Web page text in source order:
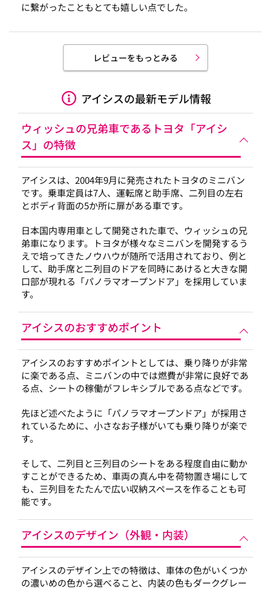
に繋がったこともとても嬉しい点でした。
レビューをもっとみる
アイシスの最新モデル情報
ウィッシュの兄弟車であるトヨタ「アイシ
ス」の特徴
アイシスは、2004年9月に発売されたトヨタのミニバン
です。乗車定員は7人、運転席と助手席、二列目の左右
とボディ背面の5か所に扉がある車です。
日本国内専用車として開発された車で、ウィッシュの兄
弟車になります。トヨタが様々なミニバンを開発するう
えで培ってきたノウハウが随所で活用されており、例と
して、助手席と二列目のドアを同時にあけると大きな開
口部が現れる「パノラマオープンドア」を採用していま
す。
アイシスのおすすめポイント
アイシスのおすすめポイントとしては、乗り降りが非常
に楽である点、ミニバンの中では燃費が非常に良好であ
る点、シートの稼働がフレキシブルである点などです。
先ほど述べたように「パノラマオープンドア」が採用さ
れているために、小さなお子様がいても乗り降りが楽で
す。
そして、二列目と三列目のシートをある程度自由に動か
すことができるため、車両の真ん中を荷物置き場にして
も、三列目をたたんで広い収納スペースを作ることも可
能です。
アイシスのデザイン（外観・内装）
アイシスのデザイン上での特徴は、車体の色がいくつか
の濃いめの色から選べること、内装の色もダークグレー